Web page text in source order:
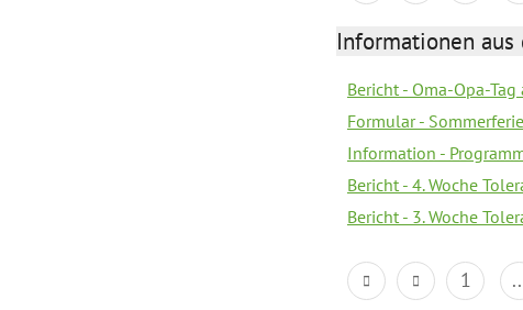
Informationen
Bericht - Oma-Opa-Tag
Formular -
Information -
Bericht - 4. Woche
Bericht - 3. Woche
1